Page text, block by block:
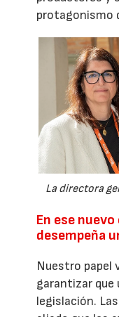
protagonismo
La directora
En ese
desempeña
Nuestro papel
garantizar que
legislación.